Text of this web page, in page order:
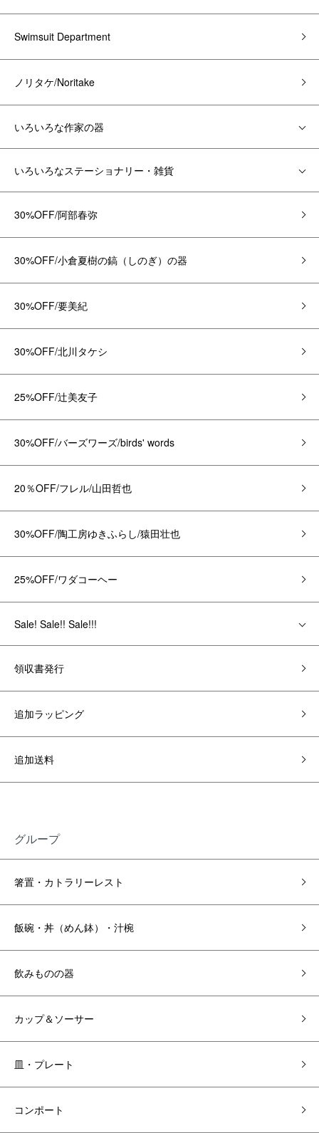
Swimsuit Department
ノリタケ/Noritake
いろいろな作家の器
いろいろなステーショナリー・雑貨
30%OFF/阿部春弥
30%OFF/小倉夏樹の鎬（しのぎ）の器
30%OFF/要美紀
30%OFF/北川タケシ
25%OFF/辻美友子
30%OFF/バーズワーズ/birds' words
20％OFF/フレル/山田哲也
30%OFF/陶工房ゆきふらし/猿田壮也
25%OFF/ワダコーヘー
Sale! Sale!! Sale!!!
領収書発行
追加ラッピング
追加送料
グループ
箸置・カトラリーレスト
飯碗・丼（めん鉢）・汁椀
飲みものの器
カップ＆ソーサー
皿・プレート
コンポート